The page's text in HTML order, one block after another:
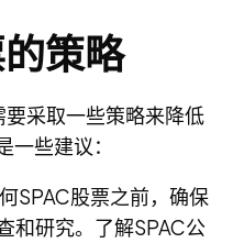
策略
采取一些策略来降低
些建议：
SPAC股票之前，确保
和研究。了解SPAC公